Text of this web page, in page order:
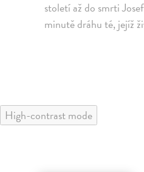
století až do smrti
minutě dráhu té, jejíž
High-contrast mode